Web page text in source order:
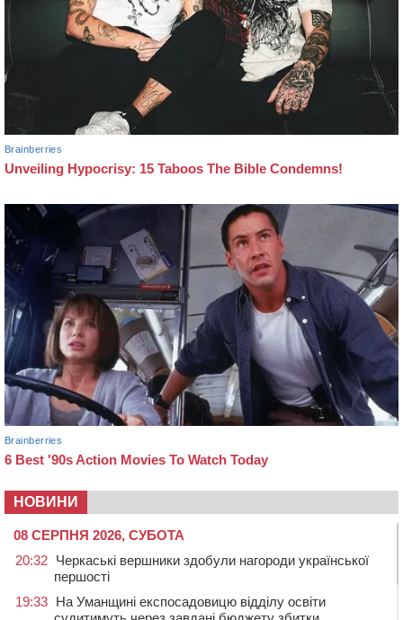
НОВИНИ
08 СЕРПНЯ 2026, СУБОТА
20:32 Черкаські вершники здобули нагороди української
першості
19:33 На Уманщині експосадовицю відділу освіти